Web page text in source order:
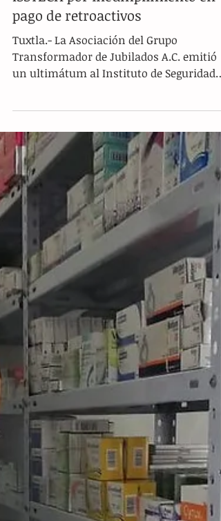
Jubilados al borde de la toma del
pago de retroactivos
Tuxtla.- La Asociación del Grupo
Transformador de Jubilados A.C. emitió
un ultimátum al Instituto de Seguridad
Social de los Trabajadores del Estado de
Chiapas (ISSTECH) para que, antes del 15
noviembre, cancele los adeudos
retroactivos que mantiene con más de
11,500 jubilados, de lo contrario, tomarán
físicamente las instalaciones del
organismo. Amín Espinosa Ruiz,
presidente de la asociación, declaró que la
paciencia de los agremiados se ha
luego de meses de gest